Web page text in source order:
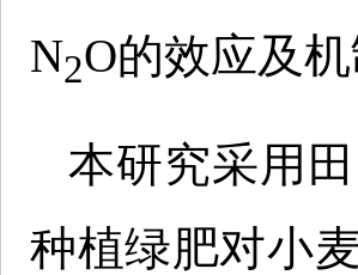
N2O的效应及
本研究采用
种植绿肥对小